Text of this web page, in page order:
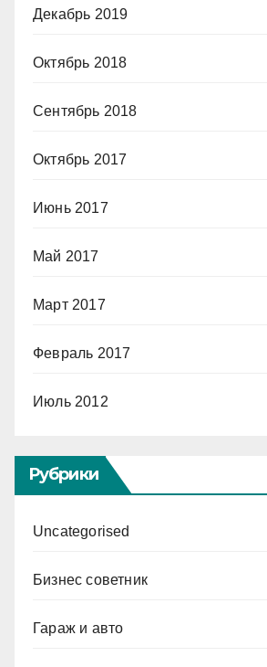
Декабрь 2019
Октябрь 2018
Сентябрь 2018
Октябрь 2017
Июнь 2017
Май 2017
Март 2017
Февраль 2017
Июль 2012
Рубрики
Uncategorised
Бизнес советник
Гараж и авто